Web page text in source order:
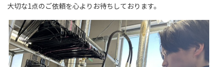
大切な1点のご依頼を心よりお待ちしております。